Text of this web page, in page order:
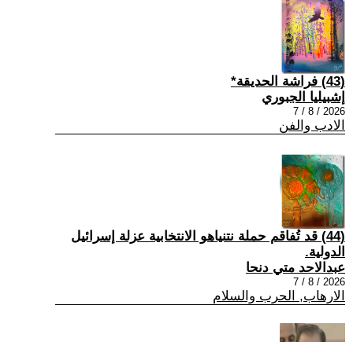
(43) فراشة الحديقة*
إشبيليا الجبوري
2026 / 8 / 7
الادب والفن
(44) قد تُفاقم حملة نتنياهو الانتخابية عزلة إسرائيل
الدولية.
عبدالاحد متي دنحا
2026 / 8 / 7
الارهاب, الحرب والسلام